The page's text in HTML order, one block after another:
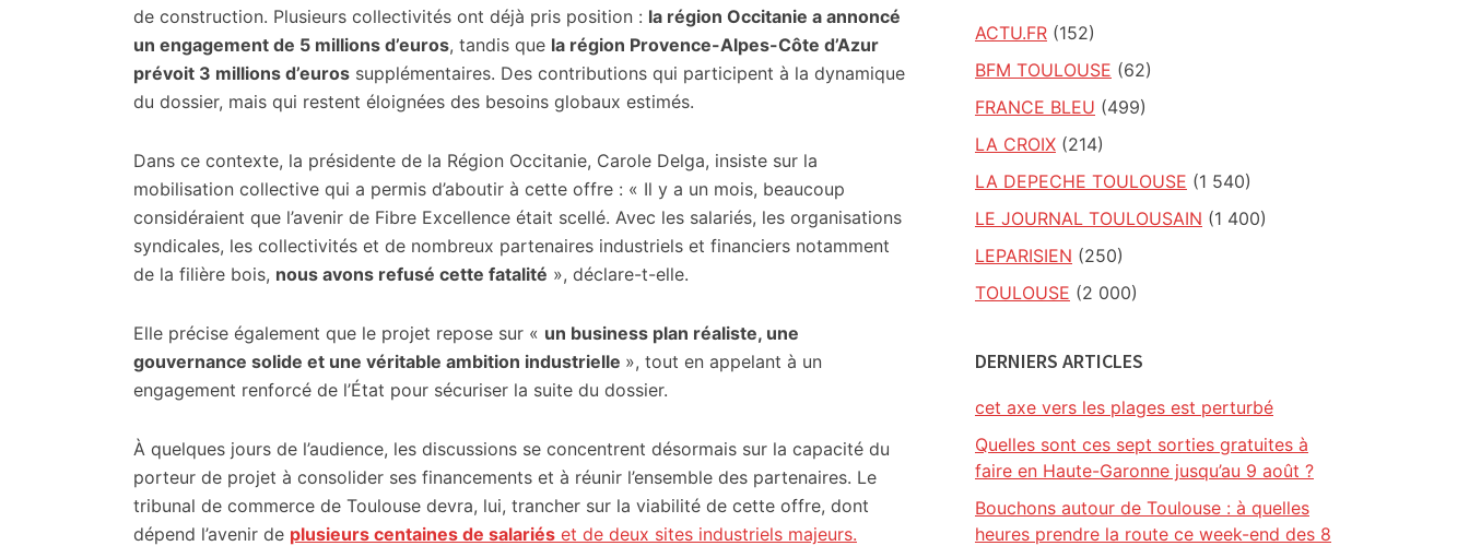
de construction. Plusieurs collectivités ont déjà pris position : la région Occitanie a annoncé
un engagement de 5 millions d’euros, tandis que la région Provence-Alpes-Côte d’Azur
prévoit 3 millions d’euros supplémentaires. Des contributions qui participent à la dynamique
du dossier, mais qui restent éloignées des besoins globaux estimés.
Dans ce contexte, la présidente de la Région Occitanie, Carole Delga, insiste sur la
mobilisation collective qui a permis d’aboutir à cette offre : « Il y a un mois, beaucoup
considéraient que l’avenir de Fibre Excellence était scellé. Avec les salariés, les organisations
syndicales, les collectivités et de nombreux partenaires industriels et financiers notamment
de la filière bois, nous avons refusé cette fatalité », déclare-t-elle.
Elle précise également que le projet repose sur « un business plan réaliste, une
gouvernance solide et une véritable ambition industrielle », tout en appelant à un
engagement renforcé de l’État pour sécuriser la suite du dossier.
À quelques jours de l’audience, les discussions se concentrent désormais sur la capacité du
porteur de projet à consolider ses financements et à réunir l’ensemble des partenaires. Le
tribunal de commerce de Toulouse devra, lui, trancher sur la viabilité de cette offre, dont
dépend l’avenir de plusieurs centaines de salariés et de deux sites industriels majeurs.
ACTU.FR (152)
BFM TOULOUSE (62)
FRANCE BLEU (499)
LA CROIX (214)
LA DEPECHE TOULOUSE (1 540)
LE JOURNAL TOULOUSAIN (1 400)
LEPARISIEN (250)
TOULOUSE (2 000)
DERNIERS ARTICLES
cet axe vers les plages est perturbé
Quelles sont ces sept sorties gratuites à
faire en Haute-Garonne jusqu’au 9 août ?
Bouchons autour de Toulouse : à quelles
heures prendre la route ce week-end des 8